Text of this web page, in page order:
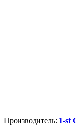
1-st